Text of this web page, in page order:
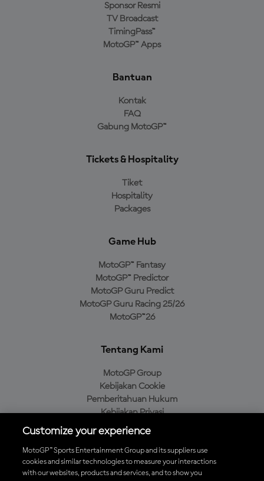
Sponsor Resmi
TV Broadcast
TimingPass™
MotoGP™ Apps
Bantuan
Kontak
FAQ
Gabung MotoGP™
Tickets & Hospitality
Tiket
Hospitality
Packages
Game Hub
MotoGP™ Fantasy
MotoGP™ Predictor
MotoGP Guru Predict
MotoGP Guru Racing 25/26
MotoGP™26
Tentang Kami
MotoGP Group
Kebijakan Cookie
Pemberitahuan Hukum
Kebijakan Privasi
Kebijakan Pembelian
Unduh Aplikasi Resmi MotoGP™
Customize your experience
MotoGP™ Sports Entertainment Group and its suppliers use
cookies and similar technologies to measure your interactions
with our websites, products and services, and to show you